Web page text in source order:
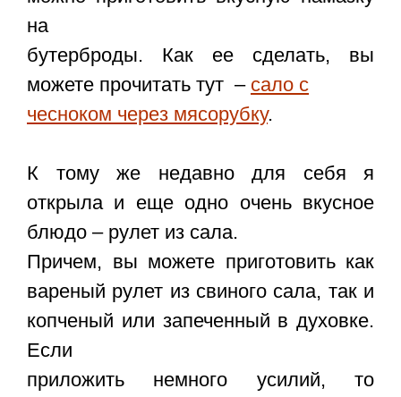
на
бутерброды. Как ее сделать, вы
можете прочитать тут – сало с
чесноком через мясорубку.
К тому же недавно для себя я
открыла и еще одно очень вкусное
блюдо – рулет из сала.
Причем, вы можете приготовить как
вареный рулет из свиного сала, так и
копченый или запеченный в духовке.
Если
приложить немного усилий, то